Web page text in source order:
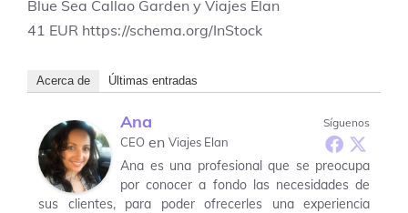
Blue Sea Callao Garden y Viajes Elan
41 EUR https://schema.org/InStock
Acerca de Últimas entradas
Síguenos
Ana
CEO en Viajes Elan
Ana es una profesional que se preocupa
por conocer a fondo las necesidades de
sus clientes, para poder ofrecerles una experiencia